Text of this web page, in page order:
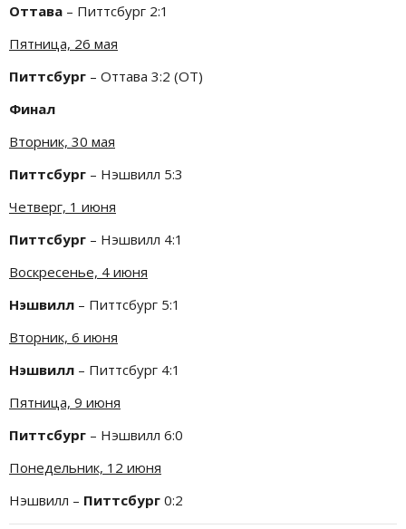
Оттава – Питтсбург 2:1
Пятница, 26 мая
Питтсбург – Оттава 3:2 (ОТ)
Финал
Вторник, 30 мая
Питтсбург – Нэшвилл 5:3
Четверг, 1 июня
Питтсбург – Нэшвилл 4:1
Воскресенье, 4 июня
Нэшвилл – Питтсбург 5:1
Вторник, 6 июня
Нэшвилл – Питтсбург 4:1
Пятница, 9 июня
Питтсбург – Нэшвилл 6:0
Понедельник, 12 июня
Нэшвилл – Питтсбург 0:2